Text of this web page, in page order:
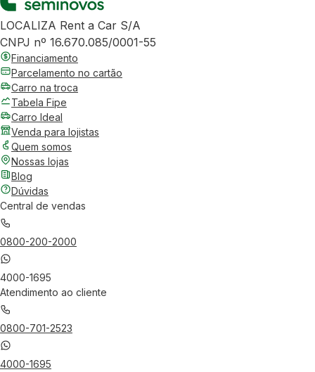
LOCALIZA Rent a Car S/A
CNPJ nº 16.670.085/0001-55
Financiamento
Parcelamento no cartão
Carro na troca
Tabela Fipe
Carro Ideal
Venda para lojistas
Quem somos
Nossas lojas
Blog
Dúvidas
Central de vendas
0800-200-2000
4000-1695
Atendimento ao cliente
0800-701-2523
4000-1695